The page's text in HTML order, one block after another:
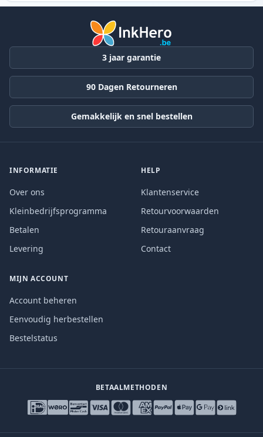
3 jaar garantie
90 Dagen Retourneren
Gemakkelijk en snel bestellen
INFORMATIE
Over ons
Kleinbedrijfsprogramma
Betalen
Levering
HELP
Klantenservice
Retourvoorwaarden
Retouraanvraag
Contact
MIJN ACCOUNT
Account beheren
Eenvoudig herbestellen
Bestelstatus
BETAALMETHODEN